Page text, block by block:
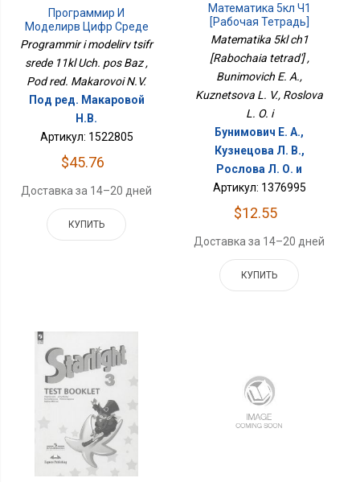
Программир И
Моделирв Цифр Среде
11кл Уч. Пос Баз
Programmir i modelirv tsifr
srede 11kl Uch. pos Baz ,
Pod red. Makarovoi N.V.
Под ред. Макаровой
Н.В.
Артикул: 1522805
$45.76
Доставка за 14–20 дней
КУПИТЬ
Математика 5кл Ч1
[Рабочая Тетрадь]
Matematika 5kl ch1
[Rabochaia tetrad'] ,
Bunimovich E. A.,
Kuznetsova L. V., Roslova
L. O. i
Бунимович Е. А.,
Кузнецова Л. В.,
Рослова Л. О. и
Артикул: 1376995
$12.55
Доставка за 14–20 дней
КУПИТЬ